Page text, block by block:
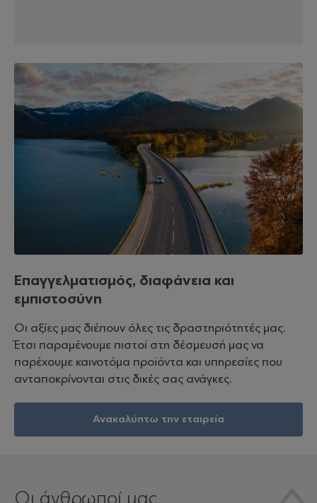
Επαγγελματισμός, διαφάνεια και
εμπιστοσύνη
Οι αξίες μας διέπουν όλες τις δραστηριότητές μας.
Έτσι παραμένουμε πιστοί στη δέσμευσή μας να
παρέχουμε καινοτόμα προϊόντα και υπηρεσίες που
ανταποκρίνονται στις δικές σας ανάγκες.
Ανακαλύπτω την εταιρεία